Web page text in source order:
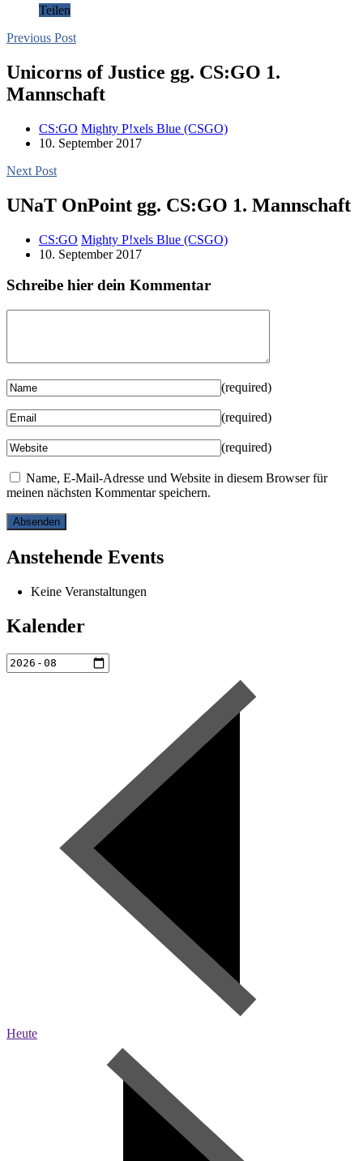
Teilen
Previous Post
Unicorns of Justice gg. CS:GO 1.
Mannschaft
CS:GO Mighty P!xels Blue (CSGO)
10. September 2017
Next Post
UNaT OnPoint gg. CS:GO 1. Mannschaft
CS:GO Mighty P!xels Blue (CSGO)
10. September 2017
Schreibe hier dein Kommentar
(required)
(required)
(required)
Name, E-Mail-Adresse und Website in diesem Browser für
meinen nächsten Kommentar speichern.
Anstehende Events
Keine Veranstaltungen
Kalender
Heute